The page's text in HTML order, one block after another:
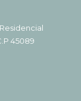
45089